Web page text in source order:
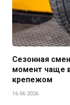
Сезонная
момент чаще
крепежом
16.06.2026